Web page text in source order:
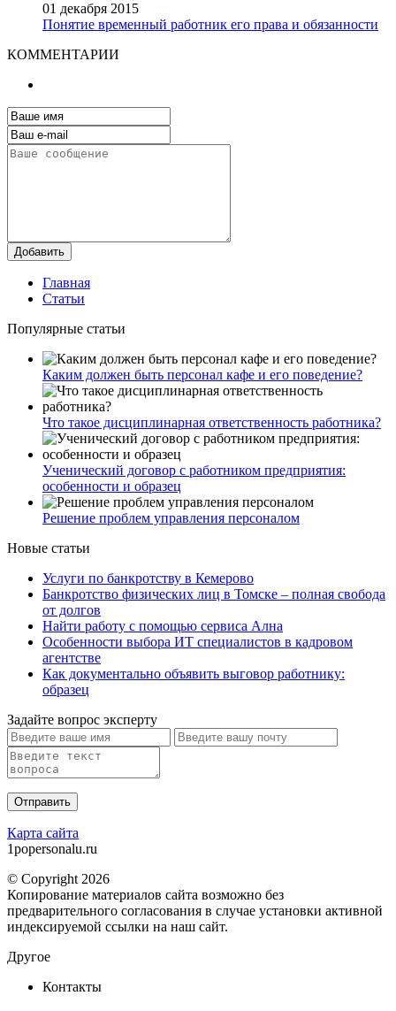
01 декабря 2015
Понятие временный работник его права и обязанности
КОММЕНТАРИИ
Добавить
Главная
Статьи
Популярные статьи
Каким должен быть персонал кафе и его поведение?
Что такое дисциплинарная ответственность работника?
Ученический договор с работником предприятия:
особенности и образец
Решение проблем управления персоналом
Новые статьи
Услуги по банкротству в Кемерово
Банкротство физических лиц в Томске – полная свобода
от долгов
Найти работу с помощью сервиса Ална
Особенности выбора ИТ специалистов в кадровом
агентстве
Как документально объявить выговор работнику:
образец
Задайте вопрос эксперту
Карта сайта
1popersonalu.ru
© Copyright 2026
Копирование материалов сайта возможно без
предварительного согласования в случае установки активной
индексируемой ссылки на наш сайт.
Другое
Контакты